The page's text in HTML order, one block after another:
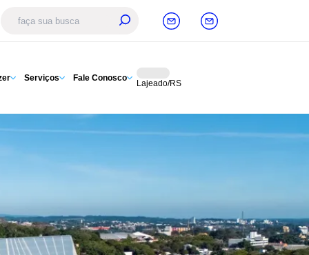
Serviços Fale Conosco
Lajeado/RS